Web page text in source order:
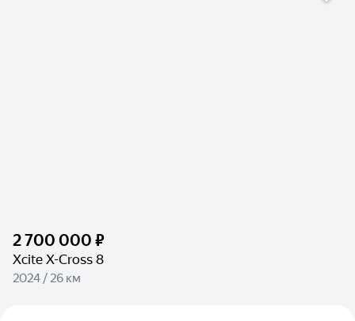
2 700 000 ₽
Xcite X-Cross 8
2024 / 26 км